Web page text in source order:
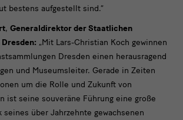
bestens aufgestellt sind.“
, Generaldirektor der Staatlichen
„Mit Lars-Christian Koch gewinnen
Dresden einen herausragend
und Museumsleiter. Gerade in Zeiten
um die Rolle und Zukunft von
ist seine souveräne Führung eine große
seines über Jahrzehnte gewachsenen